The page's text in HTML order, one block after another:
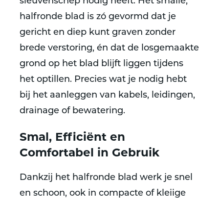
halfronde blad is zó gevormd dat je
gericht en diep kunt graven zonder
brede verstoring, én dat de losgemaakte
grond op het blad blijft liggen tijdens
het optillen. Precies wat je nodig hebt
bij het aanleggen van kabels, leidingen,
drainage of bewatering.
Smal, Efficiënt en
Comfortabel in Gebruik
Dankzij het halfronde blad werk je snel
en schoon, ook in compacte of kleiige